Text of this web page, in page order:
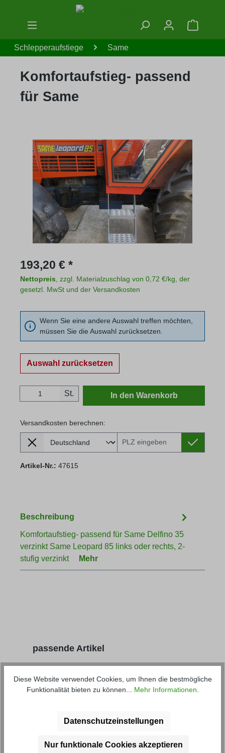
Zum Hauptinhalt springen
Schlepperaufstiege Same
Komfortaufstieg- passend
für Same
Bildergalerie überspringen
Regulärer Preis:
193,20 € *
Nettopreis , zzgl. Materialzuschlag von 0,72 €/kg, der
gesetzl. MwSt und der Versandkosten
Wenn Sie eine andere Auswahl treffen möchten,
müssen Sie die Auswahl zurücksetzen.
Auswahl zurücksetzen
Produkt Anzahl: Gib den gewünschten
St. In den Warenkorb
Versandkosten berechnen:
Lieferland
Versandkosten berechnen:
Artikel-Nr.: 47615
Beschreibung
Komfortaufstieg- passend für Same Delfino 35
verzinkt Same Leopard 85 links oder rechts, 2-
stufig verzinkt
Mehr
Produktgalerie überspringen
passende Artikel
IHC - verschiedene Varianten zur
Diese Website verwendet Cookies, um Ihnen die bestmögliche
Funktionalität bieten zu können... Mehr Informationen
Datenschutzeinstellungen
Nur funktionale Cookies akzeptieren